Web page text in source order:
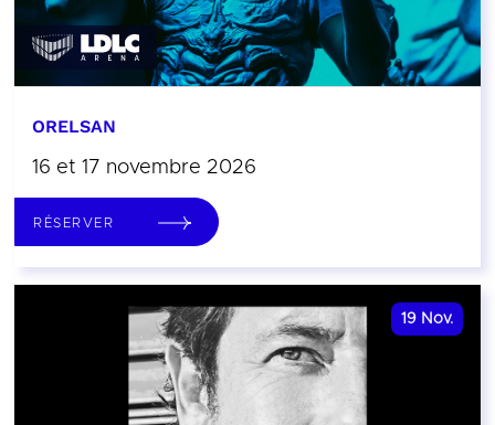
ORELSAN
16 et 17 novembre 2026
RÉSERVER
19 Nov.